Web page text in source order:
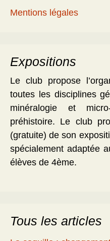
Mentions légales
Expositions
Le club propose
toutes les disciplines
minéralogie et
préhistoire. Le club
(gratuite) de son
spécialement adaptée
élèves de 4ème.
Tous les articles